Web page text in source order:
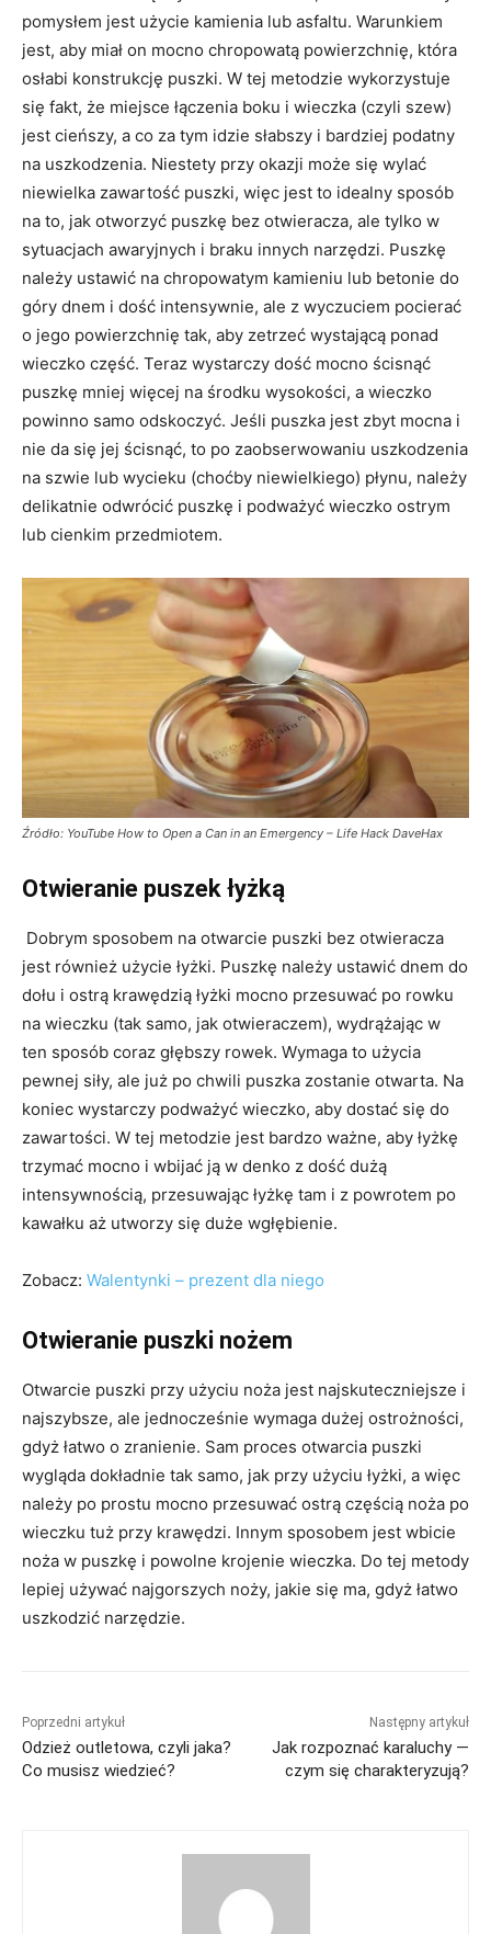
pomysłem jest użycie kamienia lub asfaltu. Warunkiem
jest, aby miał on mocno chropowatą powierzchnię, która
osłabi konstrukcję puszki. W tej metodzie wykorzystuje
się fakt, że miejsce łączenia boku i wieczka (czyli szew)
jest cieńszy, a co za tym idzie słabszy i bardziej podatny
na uszkodzenia. Niestety przy okazji może się wylać
niewielka zawartość puszki, więc jest to idealny sposób
na to, jak otworzyć puszkę bez otwieracza, ale tylko w
sytuacjach awaryjnych i braku innych narzędzi. Puszkę
należy ustawić na chropowatym kamieniu lub betonie do
góry dnem i dość intensywnie, ale z wyczuciem pocierać
o jego powierzchnię tak, aby zetrzeć wystającą ponad
wieczko część. Teraz wystarczy dość mocno ścisnąć
puszkę mniej więcej na środku wysokości, a wieczko
powinno samo odskoczyć. Jeśli puszka jest zbyt mocna i
nie da się jej ścisnąć, to po zaobserwowaniu uszkodzenia
na szwie lub wycieku (choćby niewielkiego) płynu, należy
delikatnie odwrócić puszkę i podważyć wieczko ostrym
lub cienkim przedmiotem.
Źródło: YouTube How to Open a Can in an Emergency – Life Hack DaveHax
Otwieranie puszek łyżką
Dobrym sposobem na otwarcie puszki bez otwieracza
jest również użycie łyżki. Puszkę należy ustawić dnem do
dołu i ostrą krawędzią łyżki mocno przesuwać po rowku
na wieczku (tak samo, jak otwieraczem), wydrążając w
ten sposób coraz głębszy rowek. Wymaga to użycia
pewnej siły, ale już po chwili puszka zostanie otwarta. Na
koniec wystarczy podważyć wieczko, aby dostać się do
zawartości. W tej metodzie jest bardzo ważne, aby łyżkę
trzymać mocno i wbijać ją w denko z dość dużą
intensywnością, przesuwając łyżkę tam i z powrotem po
kawałku aż utworzy się duże wgłębienie.
Zobacz: Walentynki – prezent dla niego
Otwieranie puszki nożem
Otwarcie puszki przy użyciu noża jest najskuteczniejsze i
najszybsze, ale jednocześnie wymaga dużej ostrożności,
gdyż łatwo o zranienie. Sam proces otwarcia puszki
wygląda dokładnie tak samo, jak przy użyciu łyżki, a więc
należy po prostu mocno przesuwać ostrą częścią noża po
wieczku tuż przy krawędzi. Innym sposobem jest wbicie
noża w puszkę i powolne krojenie wieczka. Do tej metody
lepiej używać najgorszych noży, jakie się ma, gdyż łatwo
uszkodzić narzędzie.
Poprzedni artykuł
Odzież outletowa, czyli jaka?
Co musisz wiedzieć?
Następny artykuł
Jak rozpoznać karaluchy —
czym się charakteryzują?